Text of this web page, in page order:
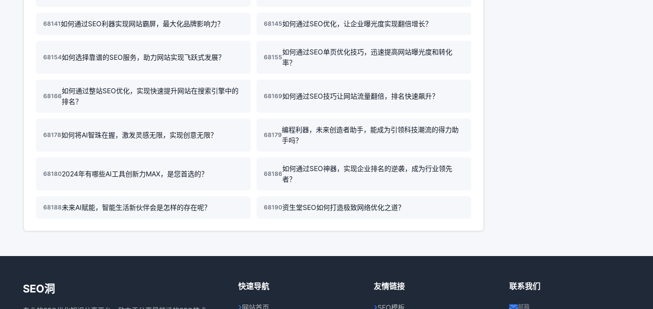
68141如何通过SEO利器实现网站霸屏，最大化品牌影响力？ 68145如何通过SEO优化，让企业曝光度实现翻倍增长？
68154如何选择靠谱的SEO服务，助力网站实现飞跃式发展？ 68155
如何通过SEO单页优化技巧，迅速提高网站曝光度和转化
率？
68166
如何通过整站SEO优化，实现快速提升网站在搜索引擎中的
排名？
68169如何通过SEO技巧让网站流量翻倍，排名快速飙升？
68178如何将AI智珠在握，激发灵感无限，实现创意无限？ 68179
编程利器，未来创造者助手，能成为引领科技潮流的得力助
手吗？
681802024年有哪些AI工具创新力MAX，是您首选的？ 68186
如何通过SEO神器，实现企业排名的逆袭，成为行业领先
者？
68188未来AI赋能，智能生活新伙伴会是怎样的存在呢？ 68190资生堂SEO如何打造极致网络优化之道？
SEO洞 快速导航
网站首页
友情链接
SEO模板
联系我们
邮箱